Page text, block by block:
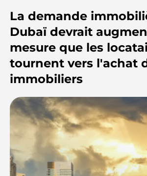
La demande
Dubaï devrait
mesure que les
tournent vers l'achat
immobiliers